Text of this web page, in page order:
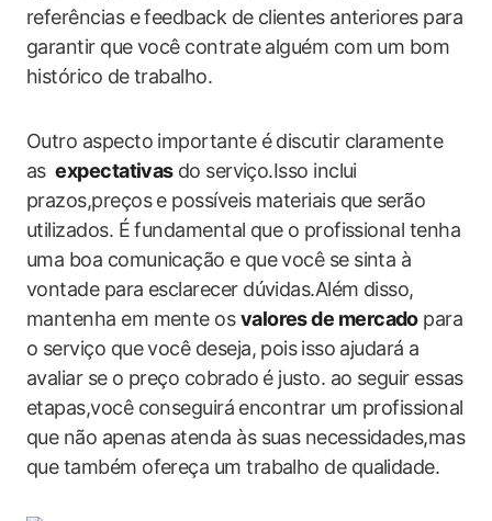
referências e feedback de clientes anteriores para
garantir que você contrate alguém com um ​bom
histórico de trabalho.
Outro aspecto importante é discutir claramente ​
as ⁤expectativas⁢do serviço.Isso inclui
prazos,preços e possíveis materiais que ⁢serão
utilizados. É fundamental que o profissional tenha
uma boa comunicação e⁢ que ‍você se sinta à
vontade para esclarecer dúvidas.Além disso,
mantenha em mente osvalores de mercadopara
o serviço que você deseja, pois⁤ isso ajudará a
avaliar se o preço cobrado é justo.‌ ao seguir‌ essas
etapas,você conseguirá⁤ encontrar um profissional
que não ‌apenas atenda às suas necessidades,mas
que também ofereça um trabalho de‍ qualidade.